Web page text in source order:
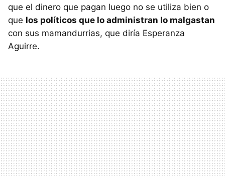
que el dinero que pagan luego no se utiliza bien o
que los políticos que lo administran lo malgastan
con sus mamandurrias, que diría Esperanza
Aguirre.